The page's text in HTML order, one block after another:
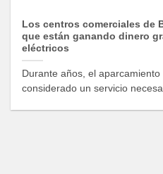
Los centros comerciales de
que están ganando dinero
eléctricos
Durante años, el
considerado un servicio